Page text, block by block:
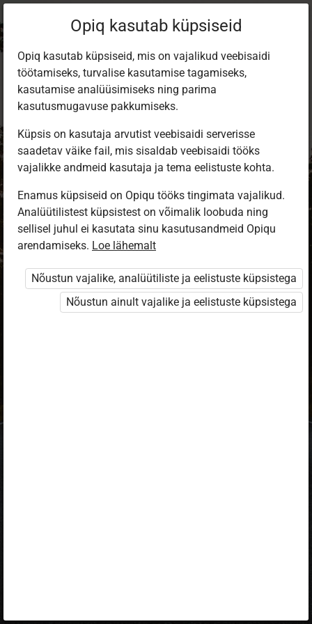
Sisene Opiqusse
Vali, kuidas end tuvastada
eKool
Stuudium
Opiq
HarID
Opiq kasutab küpsiseid
Opiq kasutab küpsiseid, mis on vajalikud veebisaidi
töötamiseks, turvalise kasutamise tagamiseks,
kasutamise analüüsimiseks ning parima
kasutusmugavuse pakkumiseks.
Küpsis on kasutaja arvutist veebisaidi serverisse
saadetav väike fail, mis sisaldab veebisaidi tööks
vajalikke andmeid kasutaja ja tema eelistuste kohta.
Enamus küpsiseid on Opiqu tööks tingimata vajalikud.
Analüütilistest küpsistest on võimalik loobuda ning
sellisel juhul ei kasutata sinu kasutusandmeid Opiqu
arendamiseks. Loe lähemalt
Nõustun vajalike, analüütiliste ja eelistuste küpsistega
Nõustun ainult vajalike ja eelistuste küpsistega